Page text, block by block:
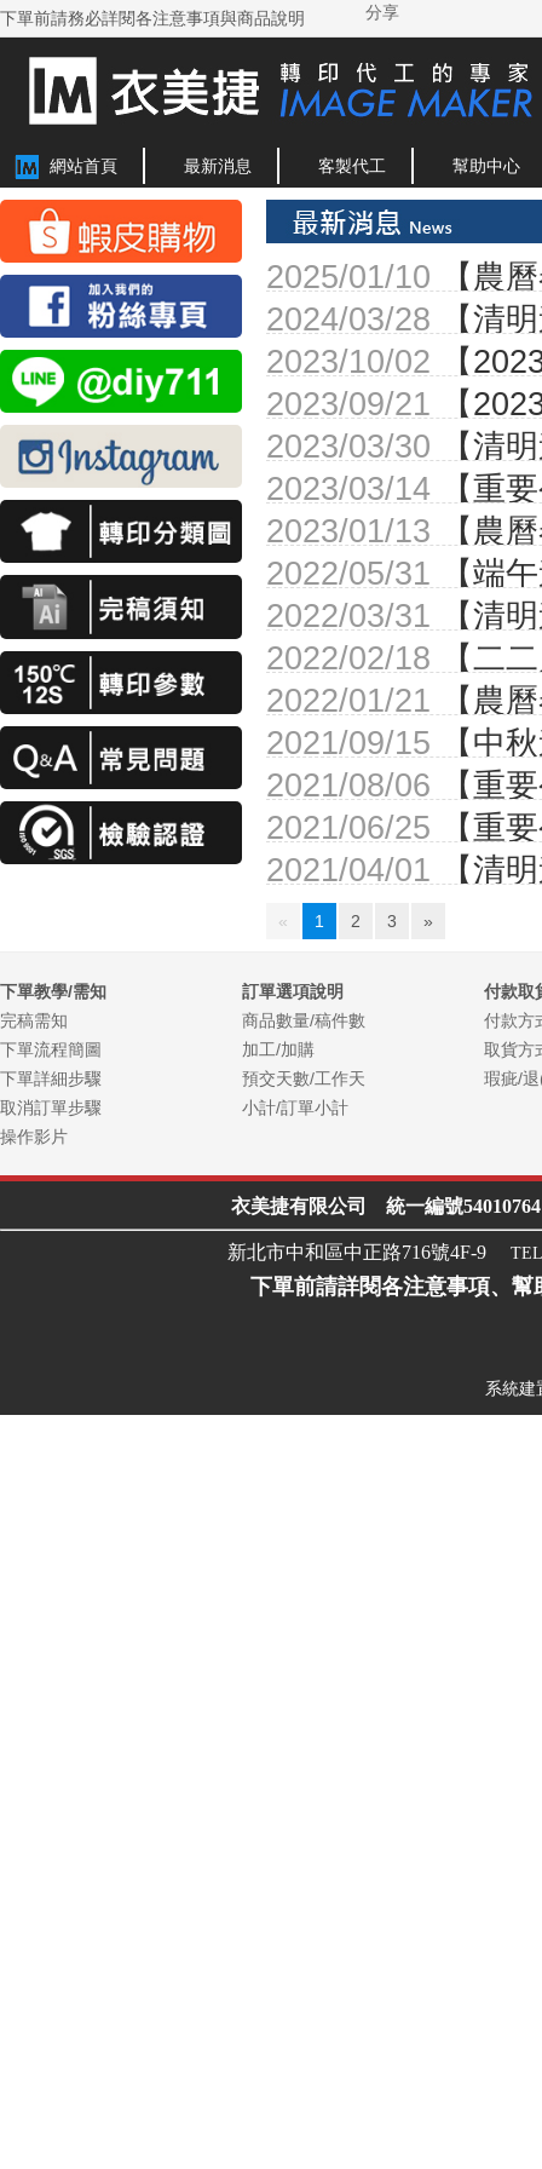
下單前請務必詳閱各注意事項與商品說明 分享
網站首頁 最新消息 客製代工 幫助中心
2025/01/10
【農
2024/03/28
【清
2023/10/02
【
2023/09/21
【
2023/03/30
【清
2023/03/14
【重
2023/01/13
【農
2022/05/31
【端
2022/03/31
【清
2022/02/18
【二
2022/01/21
【農
2021/09/15
【中
2021/08/06
【重
即免運
2021/06/25
【重
方便的下單，更實
2021/04/01 【清
« 1 2 3 »
下單教學/需知
完稿需知
下單流程簡圖
下單詳細步驟
取消訂單步驟
操作影片
訂單選項說明
商品數量/稿件數
加工/加購
預交天數/工作天
小計/訂單小計
付款取
付款方
取貨方
瑕疵/
衣美捷有限公司 統一編號
新北市中和區中正路716號4F-9
下單前請詳閱各注意事項、幫
系統建